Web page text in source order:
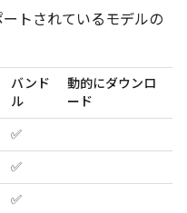
トされているモデルの
バンド
ル
動的にダウンロ
ード
✅
✅
✅